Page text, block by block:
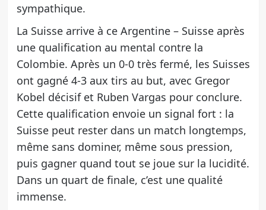
sympathique.
La Suisse arrive à ce Argentine – Suisse après
une qualification au mental contre la
Colombie. Après un 0-0 très fermé, les Suisses
ont gagné 4-3 aux tirs au but, avec Gregor
Kobel décisif et Ruben Vargas pour conclure.
Cette qualification envoie un signal fort : la
Suisse peut rester dans un match longtemps,
même sans dominer, même sous pression,
puis gagner quand tout se joue sur la lucidité.
Dans un quart de finale, c’est une qualité
immense.